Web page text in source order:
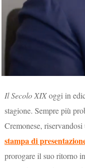
Il Secolo XIXoggi in
stagione. Sempre più
Cremonese,
stampa di presentazion
prorogare il suo ritorno